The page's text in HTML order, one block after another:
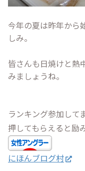
今年の夏は昨年から
しみ。
皆さんも日焼けと熱
みましょうね。
ランキング参加して
押してもらえると励
にほんブログ村